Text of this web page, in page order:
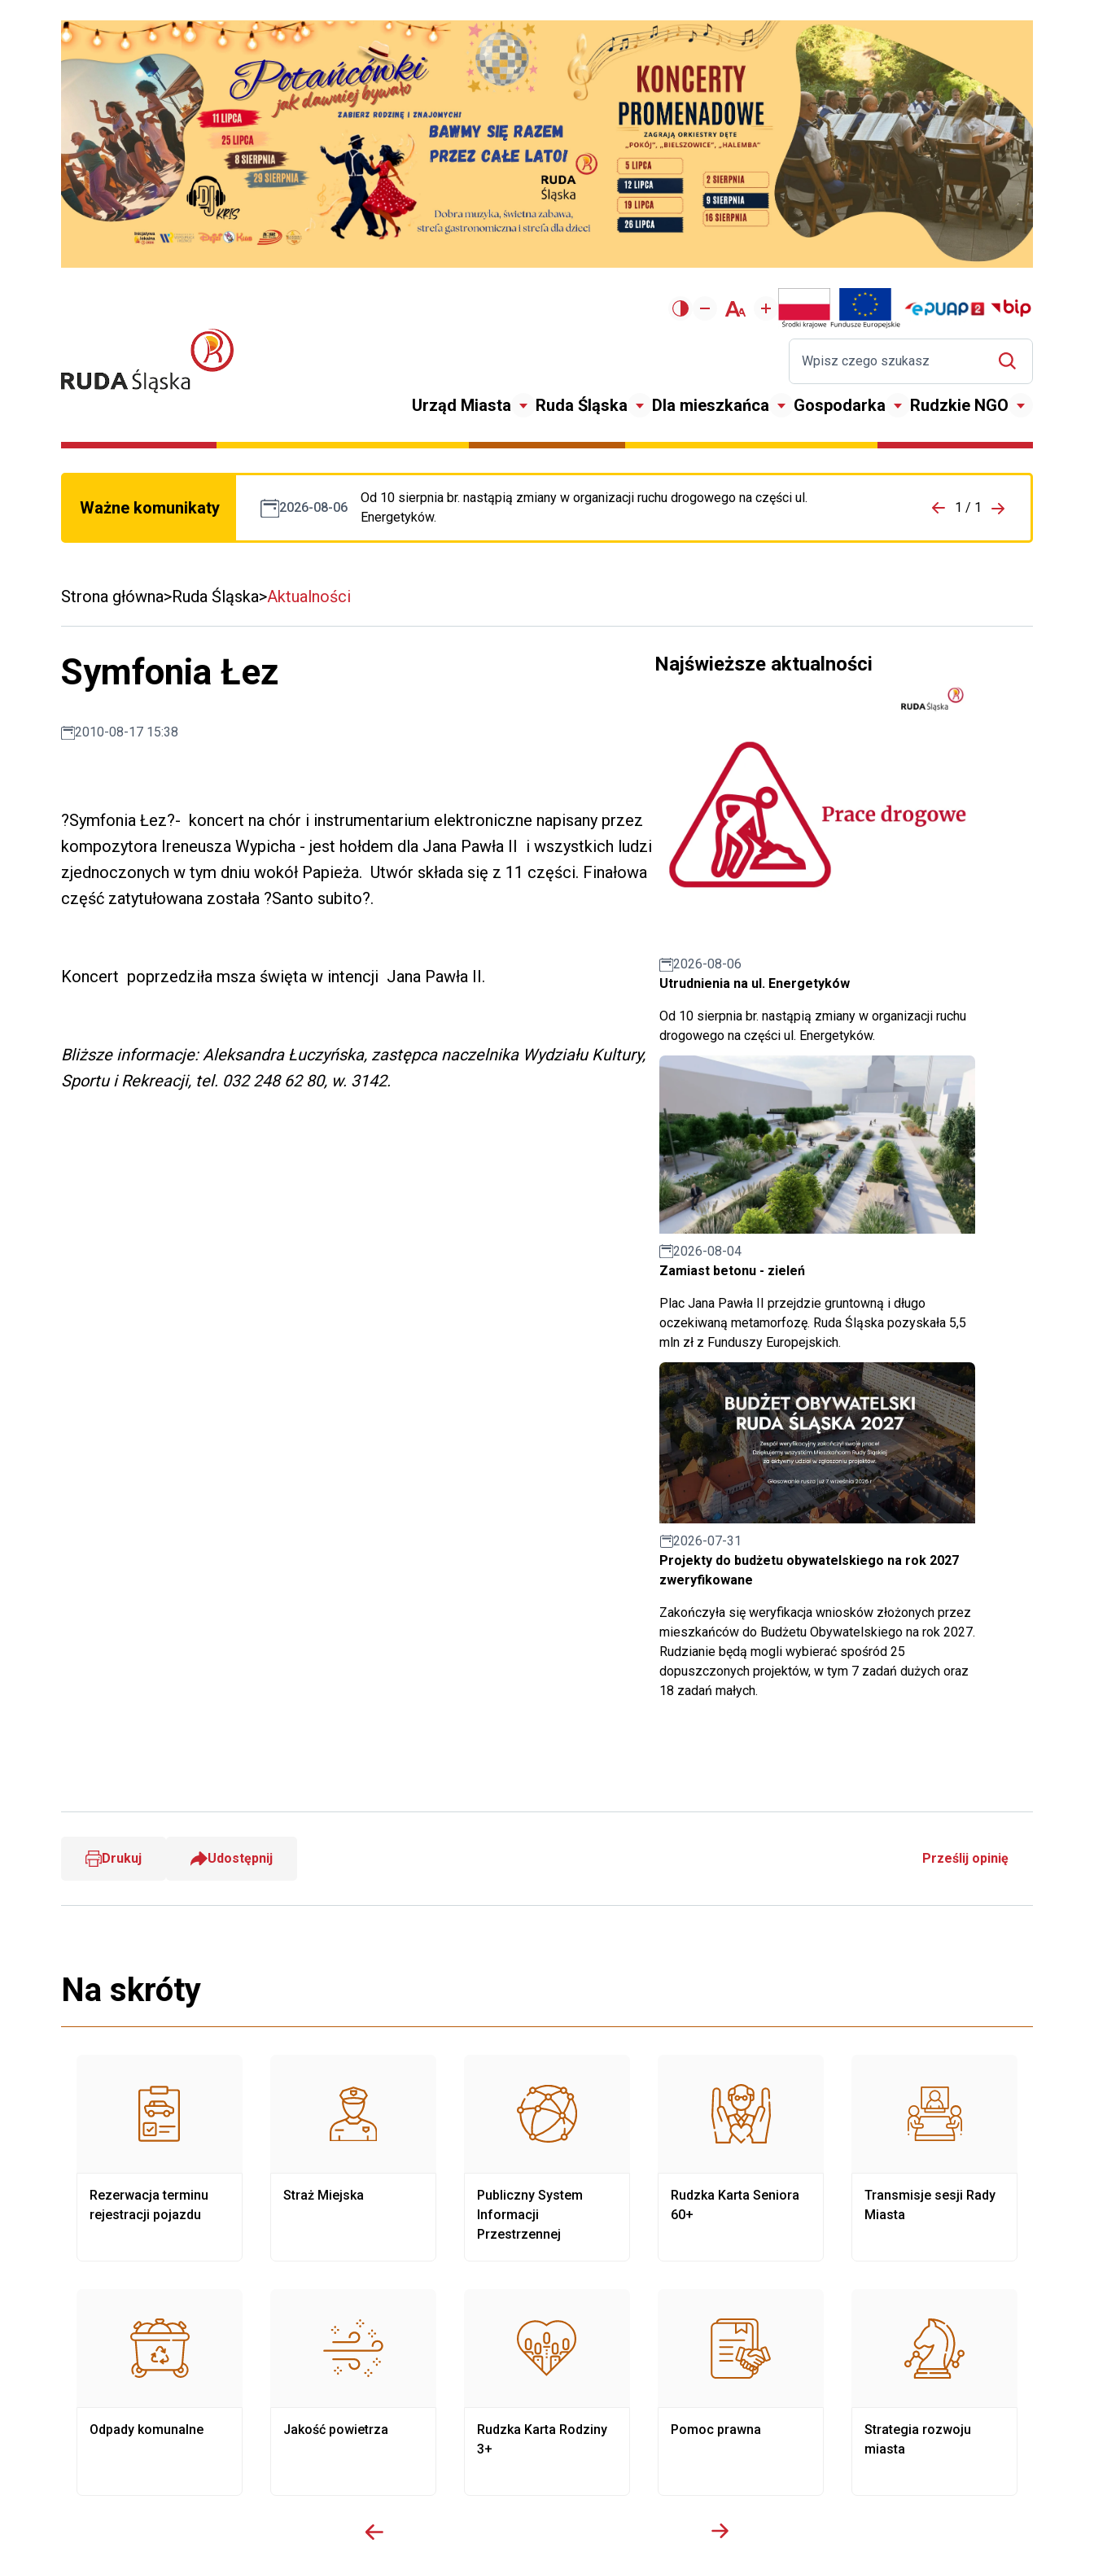
Urząd Miasta Ruda Śląska Dla mieszkańca Gospodarka Rudzkie NGO
Ważne komunikaty 2026-08-06
Od 10 sierpnia br. nastąpią zmiany w organizacji ruchu drogowego na części ul.
Energetyków.
Przejdź do porzpedniego komunikatu 1 / 1
Przejdź do
Strona główna Ruda Śląska Aktualności
Symfonia Łez
2010-08-17 15:38
?Symfonia Łez?- koncert na chór i instrumentarium elektroniczne napisany przez
kompozytora Ireneusza Wypicha - jest hołdem dla Jana Pawła II i wszystkich ludzi
zjednoczonych w tym dniu wokół Papieża. Utwór składa się z 11 części. Finałowa
część zatytułowana została ?Santo subito?.
Koncert poprzedziła msza święta w intencji Jana Pawła II.
Bliższe informacje: Aleksandra Łuczyńska, zastępca naczelnika Wydziału Kultury,
Sportu i Rekreacji, tel. 032 248 62 80, w. 3142.
Najświeższe aktualności
2026-08-06
Utrudnienia na ul. Energetyków
Od 10 sierpnia br. nastąpią zmiany w organizacji ruchu
drogowego na części ul. Energetyków.
2026-08-04
Zamiast betonu - zieleń
Plac Jana Pawła II przejdzie gruntowną i długo
oczekiwaną metamorfozę. Ruda Śląska pozyskała 5,5
mln zł z Funduszy Europejskich.
2026-07-31
Projekty do budżetu obywatelskiego na rok 2027
zweryfikowane
Zakończyła się weryfikacja wniosków złożonych przez
mieszkańców do Budżetu Obywatelskiego na rok 2027.
Rudzianie będą mogli wybierać spośród 25
dopuszczonych projektów, w tym 7 zadań dużych oraz
18 zadań małych.
Drukuj Udostępnij Prześlij opinię
Na skróty
Rezerwacja terminu
rejestracji pojazdu
Odpady komunalne
Straż Miejska
Jakość powietrza
Publiczny System
Informacji
Przestrzennej
Rudzka Karta Rodziny
3+
Rudzka Karta Seniora
60+
Pomoc prawna
Transmisje sesji Rady
Miasta
Strategia rozwoju
miasta